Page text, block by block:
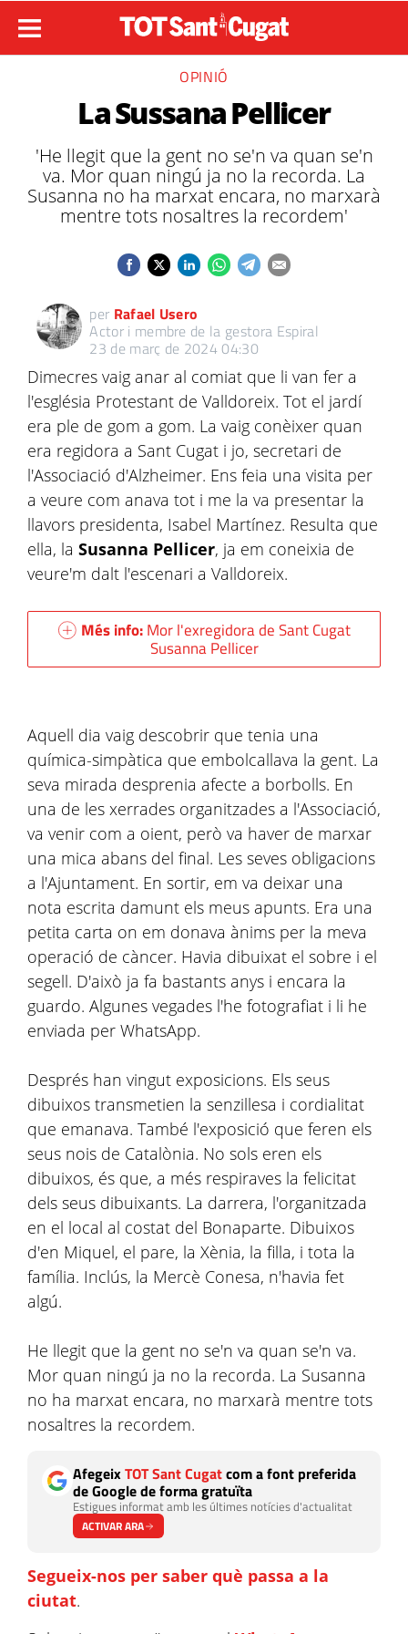
OPINIÓ
La Sussana Pellicer
'He llegit que la gent no se'n va quan se'n
va. Mor quan ningú ja no la recorda. La
Susanna no ha marxat encara, no marxarà
mentre tots nosaltres la recordem'
per Rafael Usero
Actor i membre de la gestora Espiral
23 de març de 2024 04:30
Dimecres vaig anar al comiat que li van fer a
l'església Protestant de Valldoreix. Tot el jardí
era ple de gom a gom. La vaig conèixer quan
era regidora a Sant Cugat i jo, secretari de
l'Associació d'Alzheimer. Ens feia una visita per
a veure com anava tot i me la va presentar la
llavors presidenta, Isabel Martínez. Resulta que
ella, la Susanna Pellicer, ja em coneixia de
veure'm dalt l'escenari a Valldoreix.
Més info:Mor l'exregidora de Sant Cugat
Susanna Pellicer
Aquell dia vaig descobrir que tenia una
química-simpàtica que embolcallava la gent. La
seva mirada desprenia afecte a borbolls. En
una de les xerrades organitzades a l'Associació,
va venir com a oient, però va haver de marxar
una mica abans del final. Les seves obligacions
a l'Ajuntament. En sortir, em va deixar una
nota escrita damunt els meus apunts. Era una
petita carta on em donava ànims per la meva
operació de càncer. Havia dibuixat el sobre i el
segell. D'això ja fa bastants anys i encara la
guardo. Algunes vegades l'he fotografiat i li he
enviada per WhatsApp.
Després han vingut exposicions. Els seus
dibuixos transmetien la senzillesa i cordialitat
que emanava. També l'exposició que feren els
seus nois de Catalònia. No sols eren els
dibuixos, és que, a més respiraves la felicitat
dels seus dibuixants. La darrera, l'organitzada
en el local al costat del Bonaparte. Dibuixos
d'en Miquel, el pare, la Xènia, la filla, i tota la
família. Inclús, la Mercè Conesa, n'havia fet
algú.
He llegit que la gent no se'n va quan se'n va.
Mor quan ningú ja no la recorda. La Susanna
no ha marxat encara, no marxarà mentre tots
nosaltres la recordem.
AfegeixTOT Sant Cugatcom a font preferida
de Google de forma gratuïta
Estigues informat amb les últimes notícies d'actualitat
ACTIVAR ARA
Segueix-nos per saber què passa a la
ciutat.